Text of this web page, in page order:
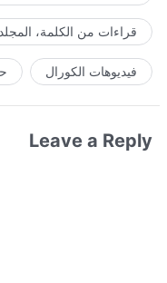
قراءات من الكلمة، المجلد 7: حول السعي إلى الحق
فيديوهات الكورال
Leave a Reply